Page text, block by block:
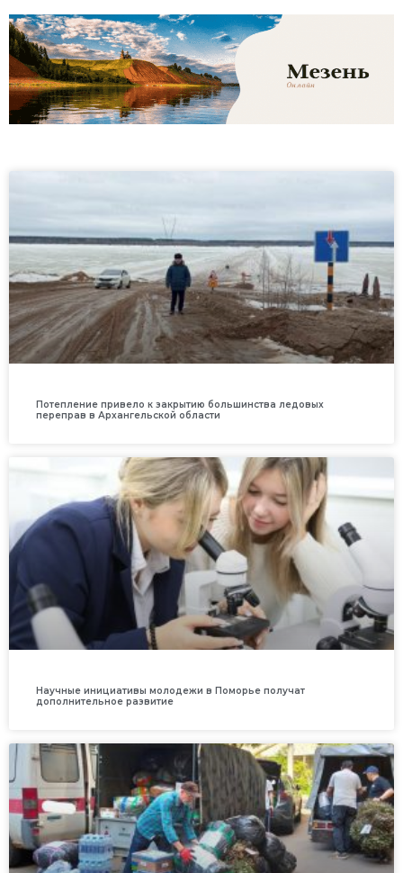
Потепление привело к закрытию большинства ледовых
переправ в Архангельской области
Научные инициативы молодежи в Поморье получат
дополнительное развитие